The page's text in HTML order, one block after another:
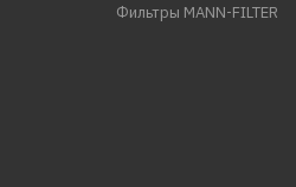
Фильтры MANN-FILTER